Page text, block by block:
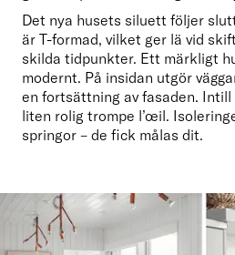
Det nya husets siluett följer
är T-formad, vilket ger lä vid
skilda tidpunkter. Ett märkligt
modernt. På insidan utgör
en fortsättning av fasaden.
liten rolig trompe l’œil.
springor – de fick målas dit.